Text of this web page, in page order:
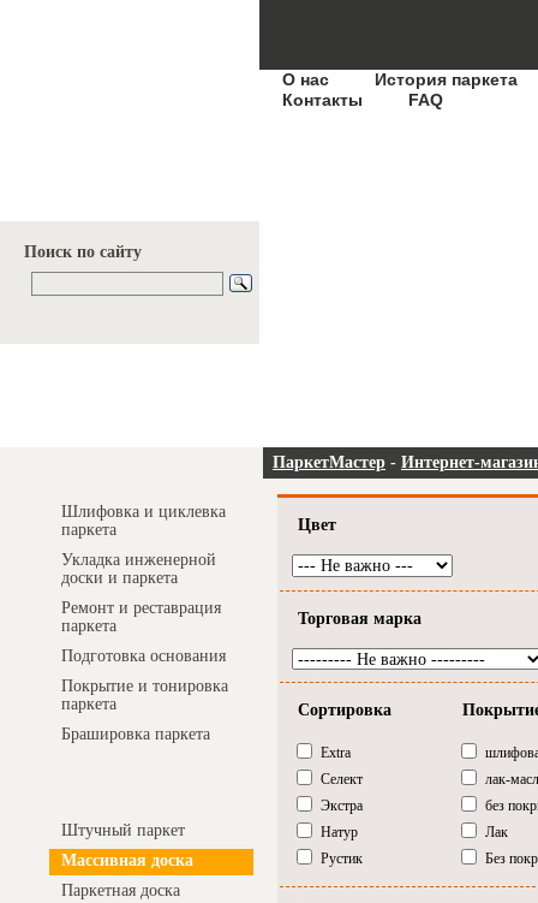
Поиск по сайту
О нас
История паркета
Контакты
FAQ
Шлифовка и циклевка
паркета
Укладка инженерной
доски и паркета
Ремонт и реставрация
паркета
Подготовка основания
Покрытие и тонировка
паркета
Брашировка паркета
Штучный паркет
Массивная доска
Паркетная доска
ПаркетМастер - Интернет-
Цвет
Торговая марка
Сортировка
Extra
Селект
Экстра
Натур
Рустик
лак-
без
Лак
Без